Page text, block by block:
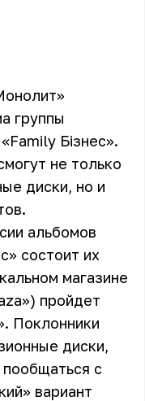
группы
Бiзнес».
не только
диски, но и
альбомов
состоит их
магазине
пройдет
Поклонники
диски,
пообщаться с
вариант